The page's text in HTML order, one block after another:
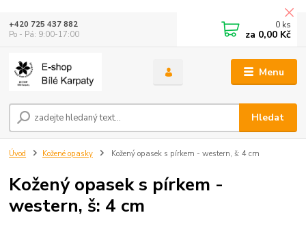
Menu
Hledat
+420 725 437 882
Po - Pá: 9:00-17:00
0 ks
za 0,00 Kč
Úvod Kožené opasky Kožený opasek s pírkem - western, š: 4 cm
Kožený opasek s pírkem -
western, š: 4 cm